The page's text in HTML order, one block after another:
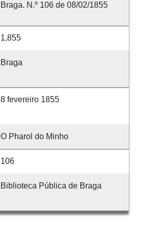
Braga. N.º 106 de 08/02/1855
1,855
Braga
8 fevereiro 1855
O Pharol do Minho
106
Biblioteca Pública de Braga